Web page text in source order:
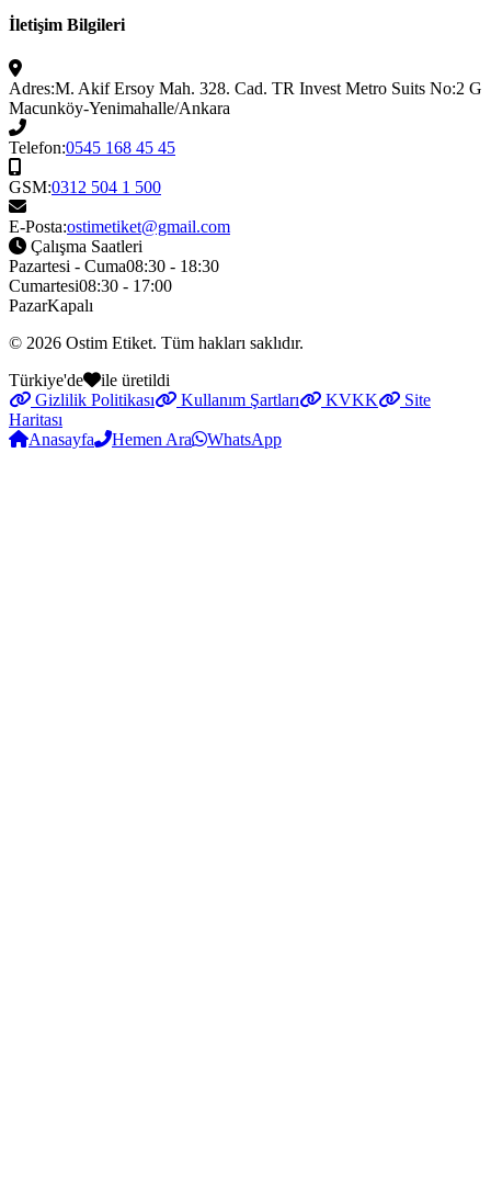
İletişim Bilgileri
Adres:M. Akif Ersoy Mah. 328. Cad. TR Invest Metro Suits No:2 G
Macunköy-Yenimahalle/Ankara
Telefon:0545 168 45 45
GSM:0312 504 1 500
E-Posta:ostimetiket@gmail.com
Çalışma Saatleri
Pazartesi - Cuma08:30 - 18:30
Cumartesi08:30 - 17:00
PazarKapalı
© 2026 Ostim Etiket. Tüm hakları saklıdır.
Türkiye'de
ile üretildi
Gizlilik Politikası
Kullanım Şartları KVKK
Site
Haritası
Anasayfa
Hemen Ara WhatsApp